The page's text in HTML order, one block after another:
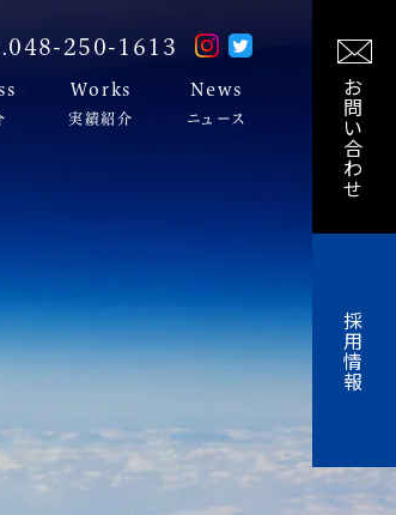
048-250-1613
Works
実績紹介
News
ニュース
採
用
情
報
お
問
い
合
わ
せ